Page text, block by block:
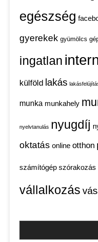
egészség
gyerekek gyümölcs
ingatlan
külföld lakás
munka munkahely
nyelvtanulás nyugdíj
oktatás online otthon
számítógép szórakozás
vállalkozás